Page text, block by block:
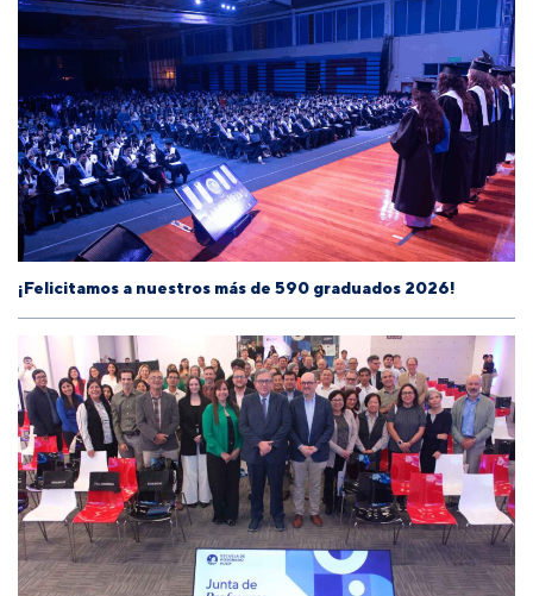
¡Felicitamos a nuestros más de 590 graduados 2026!